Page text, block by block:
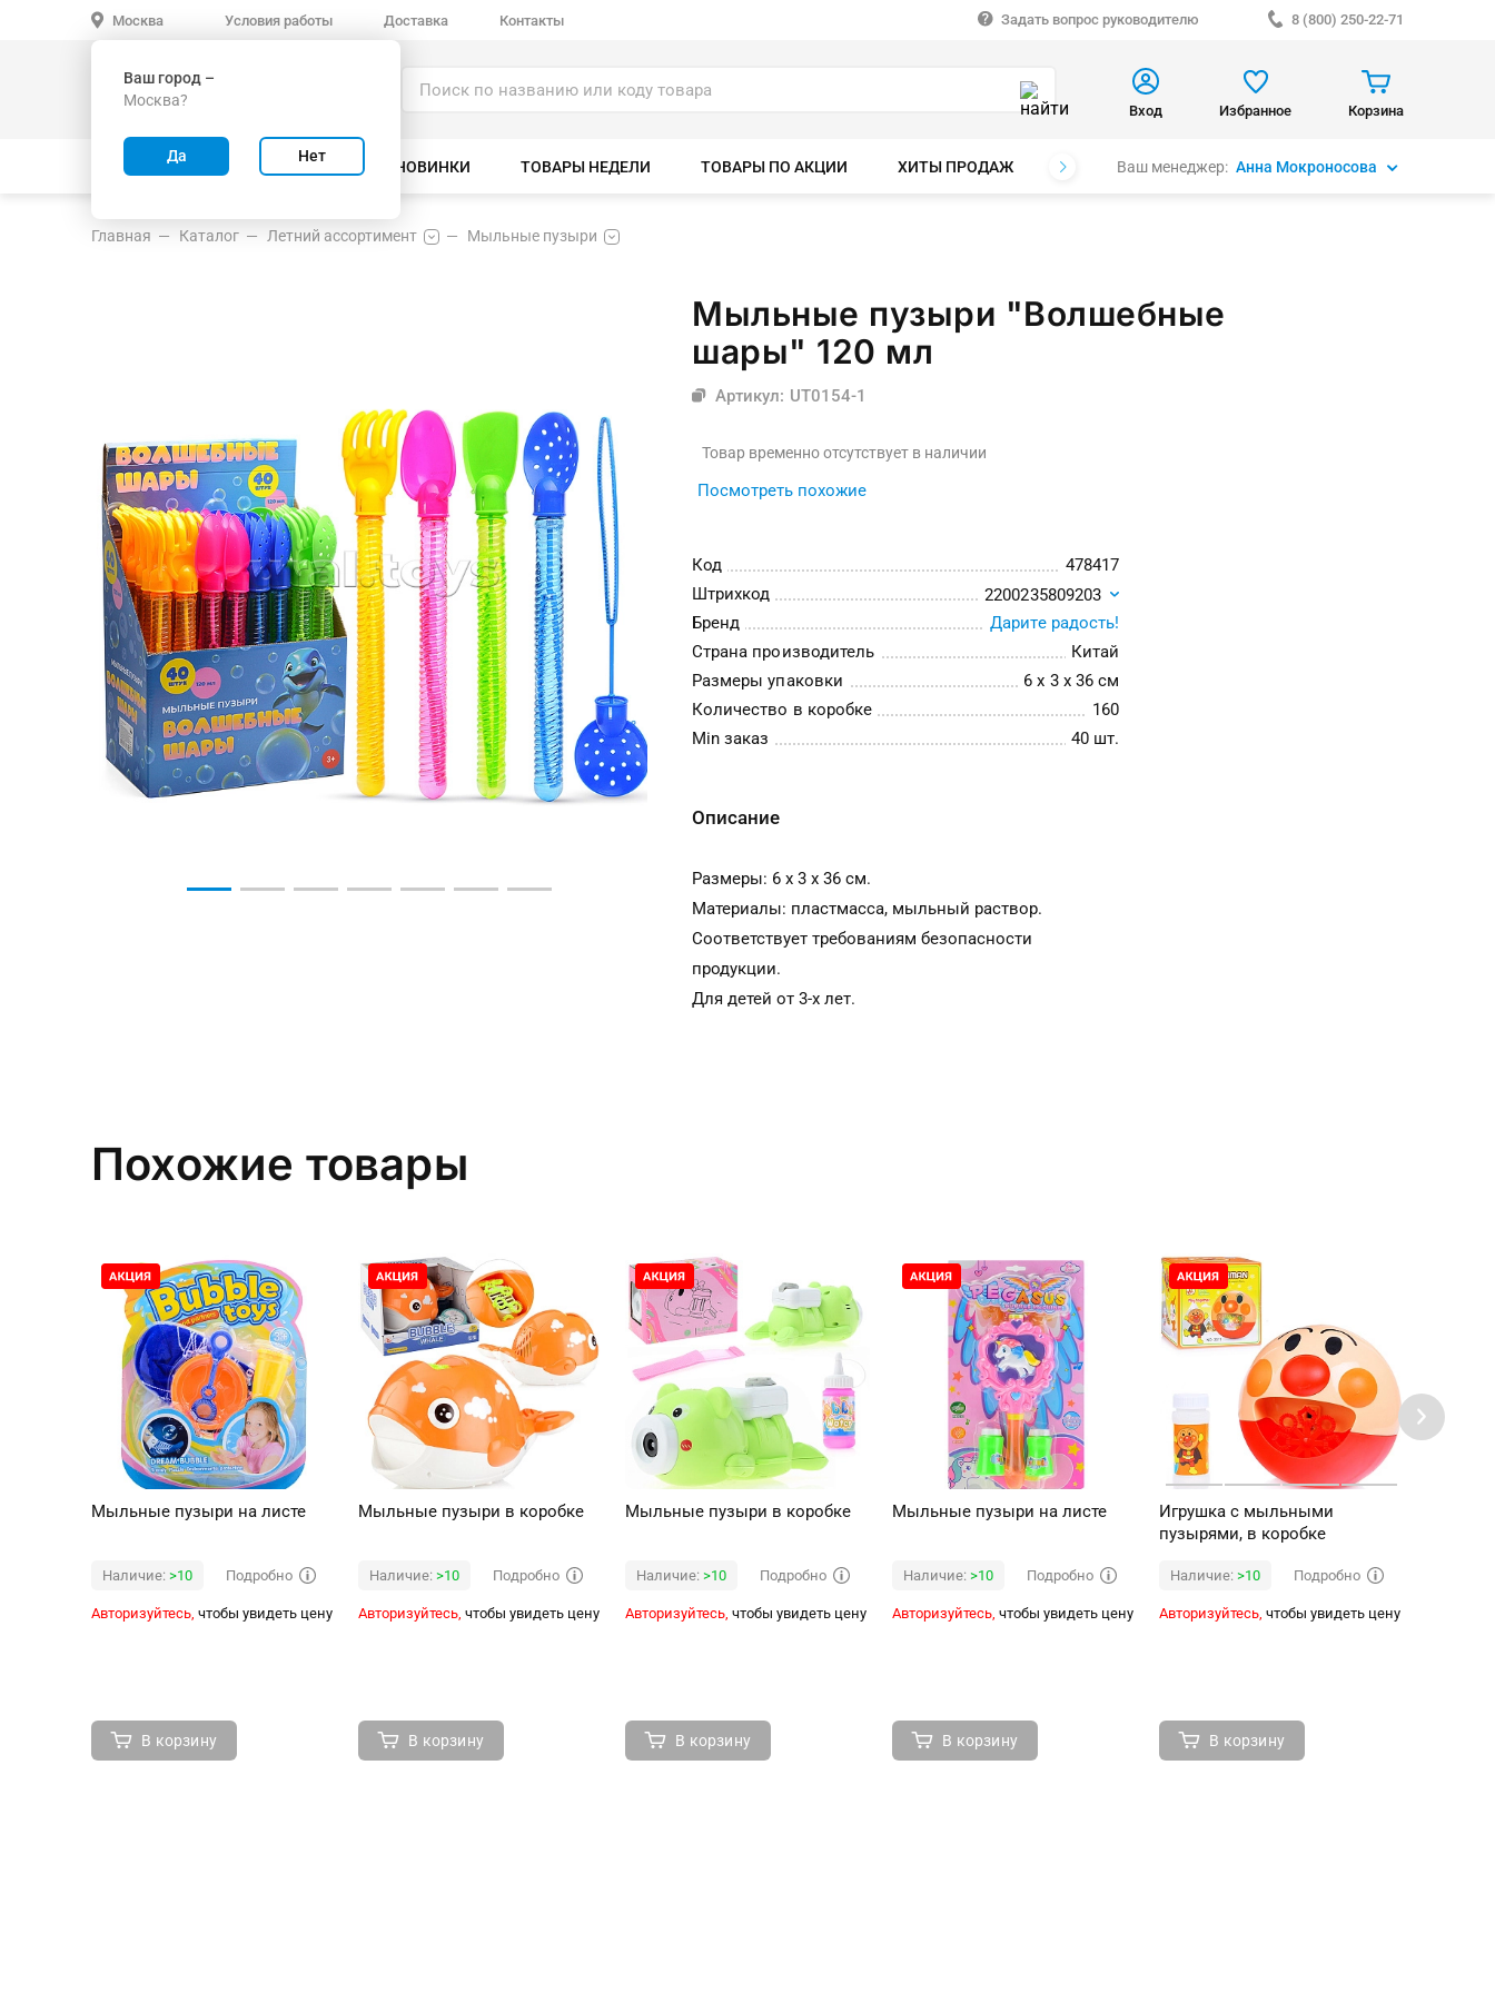
Москва
Ваш город –
Москва?
Да Нет
Условия работы Доставка Контакты Задать вопрос руководителю 8 (800) 250-22-71
Вход Избранное Корзина
ВСЕ ТОВАРЫ ВЕЛОСИПЕДЫ НОВИНКИ ТОВАРЫ НЕДЕЛИ ТОВАРЫ ПО АКЦИИ ХИТЫ ПРОДАЖ БРЕНДЫВаш менеджер: Анна Мокроносова
Главная Каталог Летний ассортимент Мыльные пузыри
Мыльные пузыри "Волшебные
шары" 120 мл
Артикул: UT0154-1
Товар временно отсутствует в наличии
Посмотреть похожие
Код
478417
Штрихкод
2200235809203
Бренд
Дарите радость!
Страна производитель
Китай
Размеры упаковки
6 x 3 x 36 см
Количество в коробке
160
Min заказ
40 шт.
Описание
Размеры: 6 х 3 х 36 см.
Материалы: пластмасса, мыльный раствор.
Соответствует требованиям безопасности
продукции.
Для детей от 3-х лет.
Похожие товары
Мыльные пузыри на листе
Наличие: >10 Подробно
Авторизуйтесь, чтобы увидеть цену
В корзину
Мыльные пузыри в коробке
Наличие: >10 Подробно
Авторизуйтесь, чтобы увидеть цену
В корзину
Мыльные пузыри в коробке
Наличие: >10 Подробно
Авторизуйтесь, чтобы увидеть цену
В корзину
Мыльные пузыри на листе
Наличие: >10 Подробно
Авторизуйтесь, чтобы увидеть цену
В корзину
Игрушка с мыльными
пузырями, в коробке
Наличие: >10 Подробно
Авторизуйтесь, чтобы увидеть цену
В корзину